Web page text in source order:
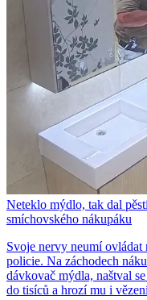
Neteklo mýdlo, tak dal
smíchovského nákupáku
Svoje nervy neumí
policie. Na záchodech
dávkovač mýdla, naštval
do tisíců a hrozí mu i